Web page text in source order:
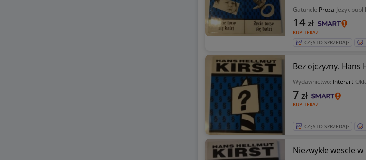
Gatunek: Proza Język
KUP TERAZ
14 zł
CZĘSTO SPRZEDAJE
Bez ojczyzny.
Wydawnictwo: Interart
KUP TERAZ
7 zł
CZĘSTO SPRZEDAJE
Niezwykłe wesele